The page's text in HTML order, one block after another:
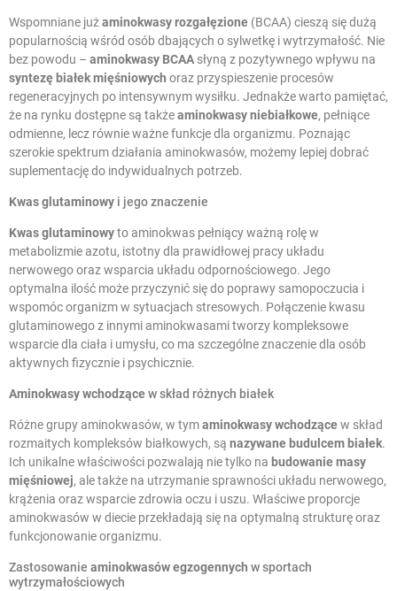
Wspomniane jużaminokwasy rozgałęzione (BCAA) cieszą się dużą
popularnością wśród osób dbających o sylwetkę i wytrzymałość. Nie
bez powodu – aminokwasy BCAAsłyną z pozytywnego wpływu na
syntezę białek mięśniowych oraz przyspieszenie procesów
regeneracyjnych po intensywnym wysiłku. Jednakże warto pamiętać,
że na rynku dostępne są takżeaminokwasy niebiałkowe, pełniące
odmienne, lecz równie ważne funkcje dla organizmu. Poznając
szerokie spektrum działania aminokwasów, możemy lepiej dobrać
suplementację do indywidualnych potrzeb.
Kwas glutaminowy i jego znaczenie
Kwas glutaminowyto aminokwas pełniący ważną rolę w
metabolizmie azotu, istotny dla prawidłowej pracy układu
nerwowego oraz wsparcia układu odpornościowego. Jego
optymalna ilość może przyczynić się do poprawy samopoczucia i
wspomóc organizm w sytuacjach stresowych. Połączenie kwasu
glutaminowego z innymi aminokwasami tworzy kompleksowe
wsparcie dla ciała i umysłu, co ma szczególne znaczenie dla osób
aktywnych fizycznie i psychicznie.
Aminokwasy wchodzącew skład różnych białek
Różne grupy aminokwasów, w tymaminokwasy wchodzącew skład
rozmaitych kompleksów białkowych, są nazywane budulcem białek.
Ich unikalne właściwości pozwalają nie tylko na budowanie masy
mięśniowej, ale także na utrzymanie sprawności układu nerwowego,
krążenia oraz wsparcie zdrowia oczu i uszu. Właściwe proporcje
aminokwasów w diecie przekładają się na optymalną strukturę oraz
funkcjonowanie organizmu.
Zastosowanie aminokwasów egzogennych w sportach
wytrzymałościowych